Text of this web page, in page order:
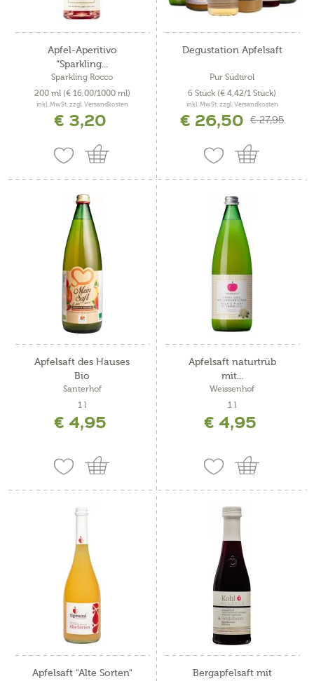
Apfel-Aperitivo
“Sparkling...
Sparkling Rocco
200 ml (€ 16,00/1000 ml)
inkl. MwSt. zzgl. Versandkosten
€ 3,20
Degustation Apfelsaft
Pur Südtirol
6 Stück (€ 4,42/1 Stück)
inkl. MwSt. zzgl. Versandkosten
€ 26,50 € 27,95
Apfelsaft des Hauses
Bio
Santerhof
1 l
€ 4,95
Apfelsaft naturtrüb
mit...
Weissenhof
1 l
€ 4,95
Apfelsaft "Alte Sorten"
Bergapfelsaft mit